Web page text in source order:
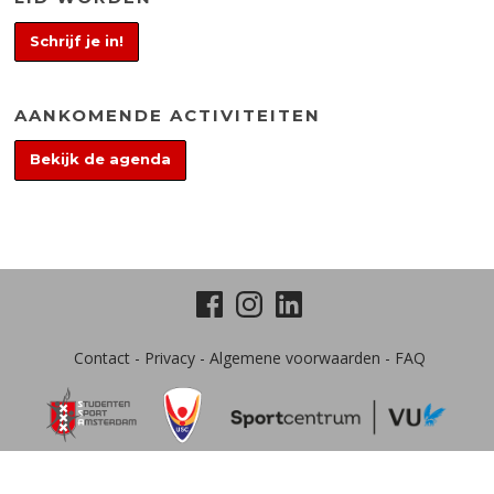
Schrijf je in!
AANKOMENDE ACTIVITEITEN
Bekijk de agenda
Contact- Privacy- Algemene voorwaarden - FAQ